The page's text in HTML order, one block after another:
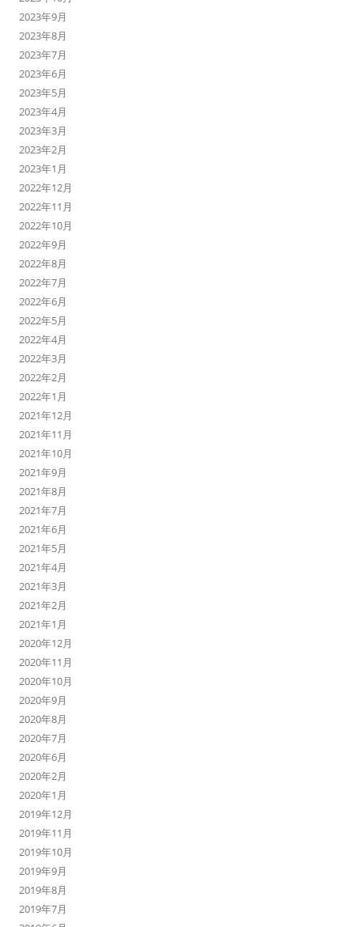
2023年9月
2023年8月
2023年7月
2023年6月
2023年5月
2023年4月
2023年3月
2023年2月
2023年1月
2022年12月
2022年11月
2022年10月
2022年9月
2022年8月
2022年7月
2022年6月
2022年5月
2022年4月
2022年3月
2022年2月
2022年1月
2021年12月
2021年11月
2021年10月
2021年9月
2021年8月
2021年7月
2021年6月
2021年5月
2021年4月
2021年3月
2021年2月
2021年1月
2020年12月
2020年11月
2020年10月
2020年9月
2020年8月
2020年7月
2020年6月
2020年2月
2020年1月
2019年12月
2019年11月
2019年10月
2019年9月
2019年8月
2019年7月